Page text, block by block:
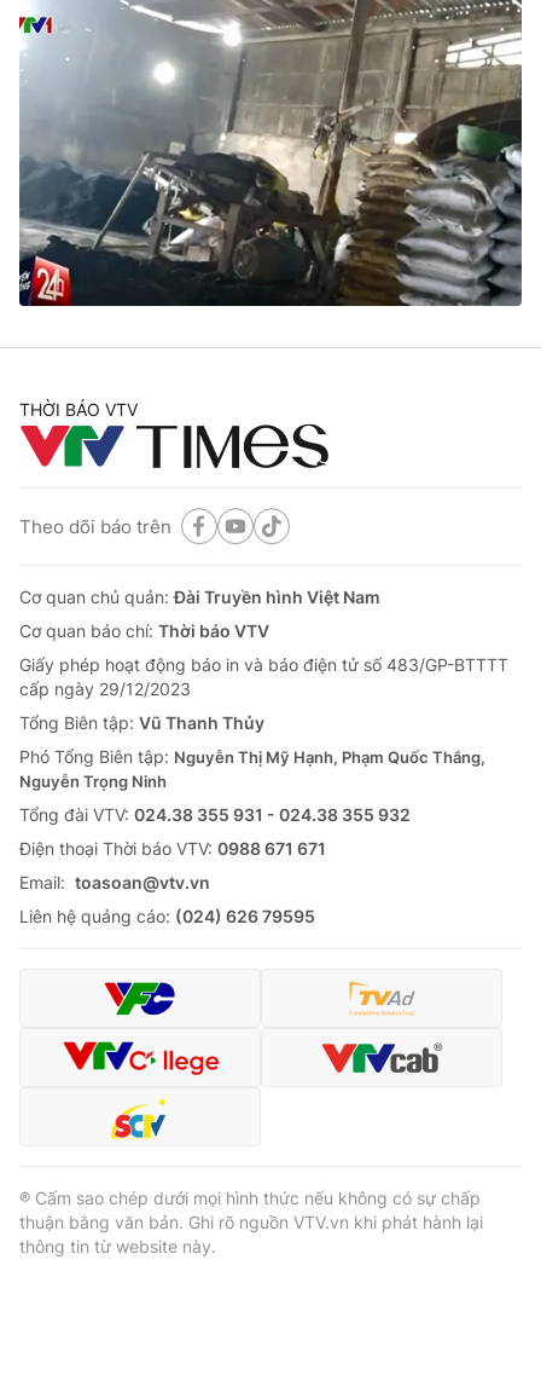
THỜI BÁO VTV
Theo dõi báo trên
Cơ quan chủ quản:Đài Truyền hình Việt Nam
Cơ quan báo chí: Thời báo VTV
Giấy phép hoạt động báo in và báo điện tử số 483/GP-BTTTT
cấp ngày 29/12/2023
Tổng Biên tập: Vũ Thanh Thủy
Phó Tổng Biên tập: Nguyễn Thị Mỹ Hạnh, Phạm Quốc Thắng,
Nguyễn Trọng Ninh
Tổng đài VTV: 024.38 355 931 - 024.38 355 932
Ðiện thoại Thời báo VTV: 0988 671 671
Email: toasoan@vtv.vn
Liên hệ quảng cáo: (024) 626 79595
® Cấm sao chép dưới mọi hình thức nếu không có sự chấp
thuận bằng văn bản. Ghi rõ nguồn VTV.vn khi phát hành lại
thông tin từ website này.